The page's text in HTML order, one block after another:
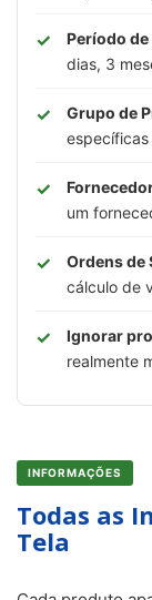
Período
dias, 3
Grupo de
um
Ordens de
cálculo de
Ignorar
realmente
INFORMAÇÕES
Todas as
Tela